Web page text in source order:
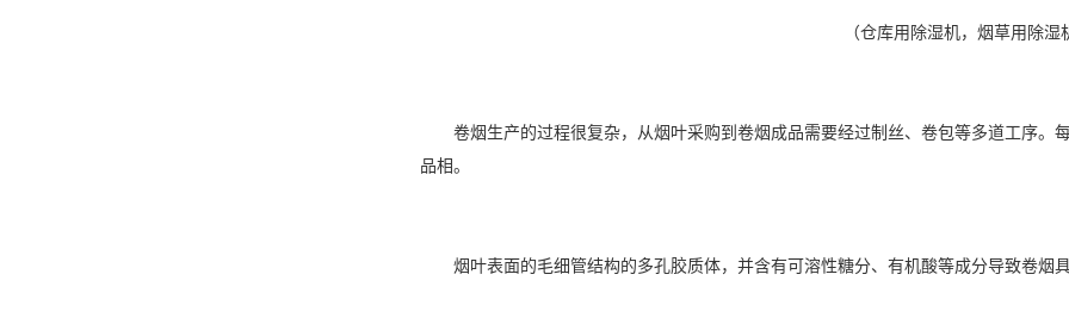
（仓库用除湿机，烟草用除湿
卷烟生产的过程很复杂，从烟叶采购到卷烟成品需要经过制丝、卷包等多道工序。
品相。
烟叶表面的毛细管结构的多孔胶质体，并含有可溶性糖分、有机酸等成分导致卷烟